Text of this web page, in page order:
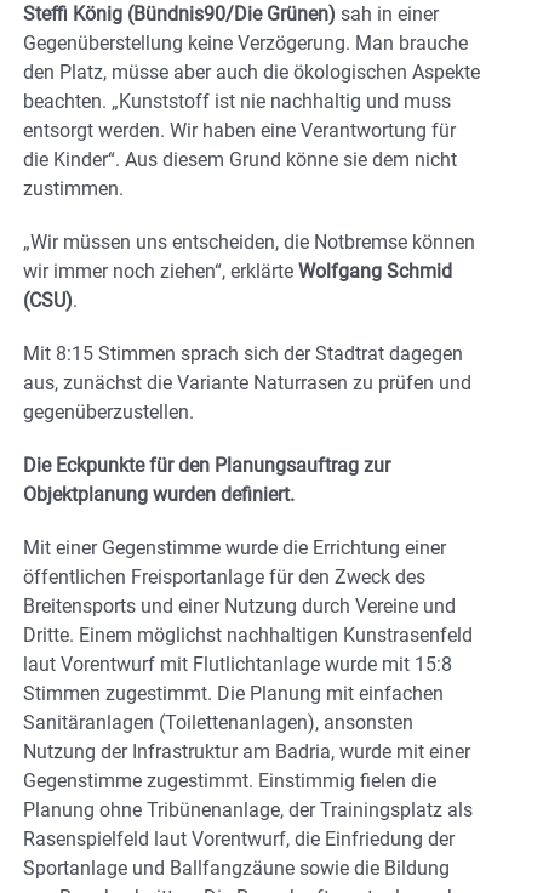
Steffi König (Bündnis90/Die Grünen) sah in einer
Gegenüberstellung keine Verzögerung. Man brauche
den Platz, müsse aber auch die ökologischen Aspekte
beachten. „Kunststoff ist nie nachhaltig und muss
entsorgt werden. Wir haben eine Verantwortung für
die Kinder“. Aus diesem Grund könne sie dem nicht
zustimmen.
„Wir müssen uns entscheiden, die Notbremse können
wir immer noch ziehen“, erklärte Wolfgang Schmid
(CSU).
Mit 8:15 Stimmen sprach sich der Stadtrat dagegen
aus, zunächst die Variante Naturrasen zu prüfen und
gegenüberzustellen.
Die Eckpunkte für den Planungsauftrag zur
Objektplanung wurden definiert.
Mit einer Gegenstimme wurde die Errichtung einer
öffentlichen Freisportanlage für den Zweck des
Breitensports und einer Nutzung durch Vereine und
Dritte. Einem möglichst nachhaltigen Kunstrasenfeld
laut Vorentwurf mit Flutlichtanlage wurde mit 15:8
Stimmen zugestimmt. Die Planung mit einfachen
Sanitäranlagen (Toilettenanlagen), ansonsten
Nutzung der Infrastruktur am Badria, wurde mit einer
Gegenstimme zugestimmt. Einstimmig fielen die
Planung ohne Tribünenanlage, der Trainingsplatz als
Rasenspielfeld laut Vorentwurf, die Einfriedung der
Sportanlage und Ballfangzäune sowie die Bildung